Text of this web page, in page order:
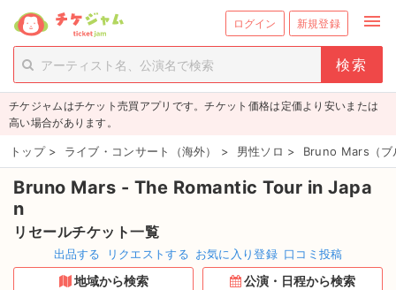
ログイン 新規登録 menu
person_add 新規会員登録
チケットを探す
新着チケット
値下げしたチケット
都道府県からチケットを探す
もうすぐ開催のチケット
チケジャムはチケット売買アプリです。チケット価格は定価より安いまたは
高い場合があります。
トップ > ライブ・コンサート（海外） > 男性ソロ > Bruno Mars（ブ
Bruno Mars - The Romantic Tour in Japa
n
リセールチケット一覧
出品する リクエストする お気に入り登録 口コミ投稿
地域から検索 公演・日程から検索